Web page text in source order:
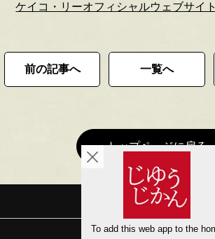
ケイコ・リーオフィシャルウェブサイト
前の記事へ 一覧へ
トップページに戻る
会社概要
サイトマップ